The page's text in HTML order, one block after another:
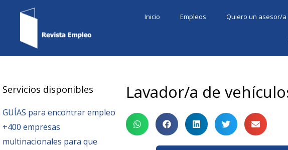
Inicio Empleos Quiero un asesor/a
Servicios disponibles
GUÍAS para encontrar empleo
+400 empresas
multinacionales para que
Lavador/a de